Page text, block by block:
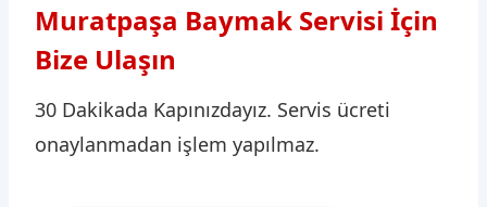
Muratpaşa Baymak Servisi İçin
Bize Ulaşın
30 Dakikada Kapınızdayız. Servis ücreti
onaylanmadan işlem yapılmaz.